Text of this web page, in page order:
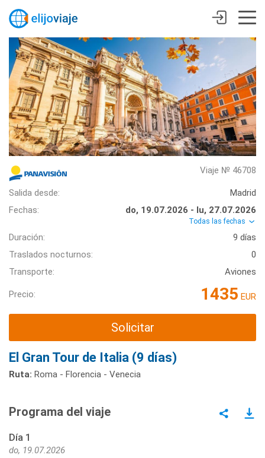
Viaje № 46708
Salida desde:
Madrid
Fechas:
do, 19.07.2026 - lu, 27.07.2026
Todas las fechas
Duración:
9 días
Traslados nocturnos:
0
Transporte:
Aviones
Precio: 1435 EUR
Solicitar
El Gran Tour de Italia (9 días)
Ruta: Roma - Florencia - Venecia
Programa del viaje
Día 1
do, 19.07.2026